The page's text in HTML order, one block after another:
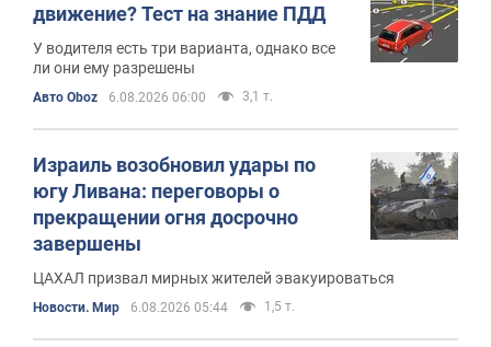
движение? Тест на знание ПДД
У водителя есть три варианта, однако все
ли они ему разрешены
Авто Oboz 6.08.2026 06:00 3,1 т.
Израиль возобновил удары по
югу Ливана: переговоры о
прекращении огня досрочно
завершены
ЦАХАЛ призвал мирных жителей эвакуироваться
Новости. Мир 6.08.2026 05:44 1,5 т.